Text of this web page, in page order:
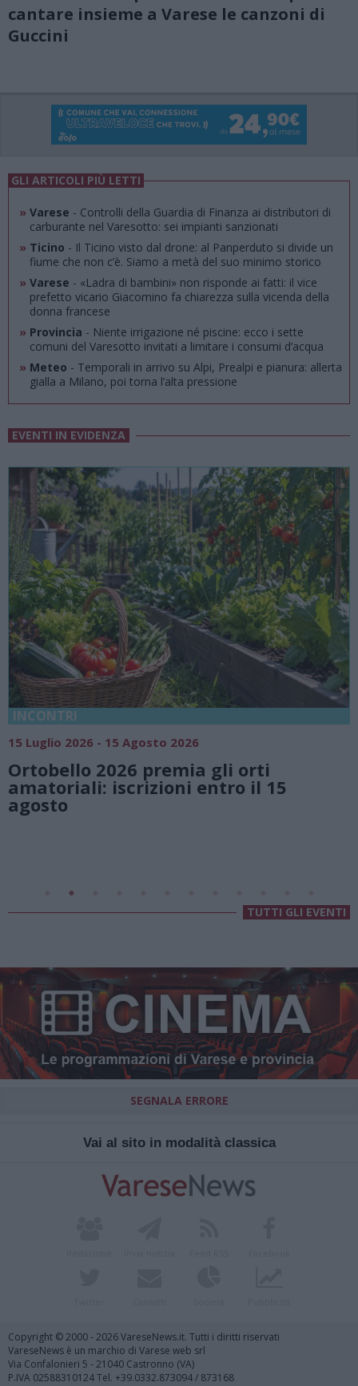
cantare insieme a Varese le canzoni di
Guccini
GLI ARTICOLI PIÙ LETTI
» Varese - Controlli della Guardia di Finanza ai distributori di
carburante nel Varesotto: sei impianti sanzionati
» Ticino - Il Ticino visto dal drone: al Panperduto si divide un
fiume che non c’è. Siamo a metà del suo minimo storico
» Varese - «Ladra di bambini» non risponde ai fatti: il vice
prefetto vicario Giacomino fa chiarezza sulla vicenda della
donna francese
» Provincia - Niente irrigazione né piscine: ecco i sette
comuni del Varesotto invitati a limitare i consumi d’acqua
» Meteo - Temporali in arrivo su Alpi, Prealpi e pianura: allerta
gialla a Milano, poi torna l’alta pressione
EVENTI IN EVIDENZA
18 Luglio 2026 - 15 Agosto 2026
Vivi l’estate a Villa Fogazzaro
natura e atmosfere senza
Lago di Lugano
TUTTI GLI EVENTI
SEGNALA ERRORE
Vai al sito in modalità classica
Copyright © 2000 - 2026 VareseNews.it. Tutti i diritti riservati
VareseNews è un marchio di Varese web srl
Via Confalonieri 5 - 21040 Castronno (VA)
P.IVA 02588310124 Tel. +39.0332.873094 / 873168